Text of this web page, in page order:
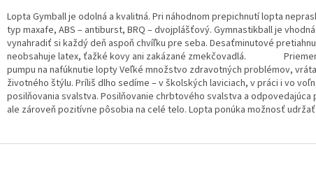
Lopta Gymball je odolná a kvalitná. Pri náhodnom prepichnutí lopta
typ maxafe, ABS – antiburst, BRQ – dvojplášťový. Gymnastikball je
vynahradiť si každý deň aspoň chvíľku pre seba. Desaťminutové
neobsahuje latex, ťažké kovy ani zakázané zmekčovadlá. Priemer:
pumpu na nafúknutie lopty Veľké množstvo zdravotných problémov,
životného štýlu. Príliš dlho sedíme – v školských laviciach, v práci i vo
posilňovania svalstva. Posilňovanie chrbtového svalstva a
ale zároveň pozitívne pôsobia na celé telo. Lopta ponúka možnosť